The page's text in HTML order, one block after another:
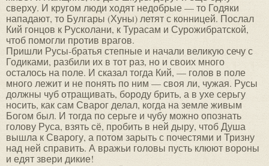
сверху. И кругом люди ходят недобрые — то Годяки
нападают, то Булгары (Хуны) летят с конницей. Послал
Кий гонцов к Русколани, к Турасам и Сурожибратской,
чтоб помогли против врагов.
Пришли Русы-братья степные и начали великую сечу с
Годиками, разбили их в тот раз, но и своих много
осталось на поле. И сказал тогда Кий, — голов в поле
много лежит и не понять по ним — своя ли, чужая. Русы
должны чуб отращивать, бороду брить, а в ухе серьгу
носить, как сам Сварог делал, когда на земле живым
Богом был. И тогда по серьге и чубу можно опознать
голову Руса, взять сё, пробить в ней дыру, чтоб Душа
вышла к Сварогу, а потом зарыть с почестями и Тризну
над ней справить. А вражьи головы пусть клюют вороны
и едят звери дикие!